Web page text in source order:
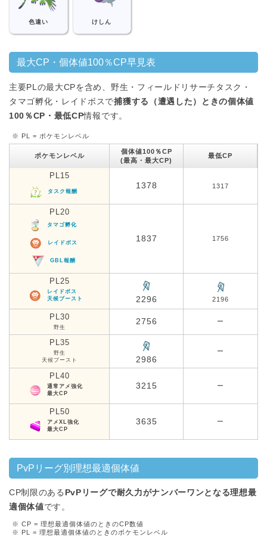
色違い けしん
最大CP・個体値100％CP早見表
主要PLの最大CPを含め、野生・フィールドリサーチタスク・
タマゴ孵化・レイドボスで捕獲する（遭遇した）ときの個体値
100％CP・最低CP情報です。
※ PL = ポケモンレベル
ポケモンレベル
個体値100％CP
(最高・最大CP)
最低CP
PL15
タスク報酬
1378 1317
PL20
タマゴ孵化
レイドボス
GBL報酬
1837 1756
PL25
レイドボス
天候ブースト
2296 2196
PL30
野生
2756 ー
PL35
野生
天候ブースト
2986
ー
PL40
通常アメ強化
最大CP
3215 ー
PL50
アメXL強化
最大CP
3635 ー
PvPリーグ別理想最適個体値
CP制限のある PvPリーグで耐久力がナンバーワンとなる理想最
適個体値です。
※ CP = 理想最適個体値のときのCP数値
※ PL = 理想最適個体値のときのポケモンレベル